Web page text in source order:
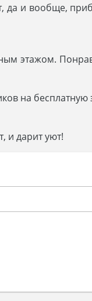
да и вообще,
этажом.
на бесплатную
и дарит уют!